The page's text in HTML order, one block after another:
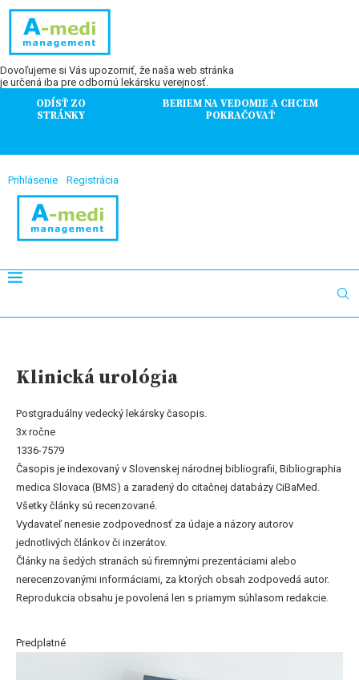
Dovoľujeme si Vás upozorniť, že naša web stránka
je určená iba pre odbornú lekársku verejnosť.
ODÍSŤ ZO
STRÁNKY
BERIEM NA VEDOMIE A CHCEM
POKRAČOVAŤ
Prihlásenie Registrácia
Klinická urológia
Postgraduálny vedecký lekársky časopis.
3x ročne
1336-7579
Časopis je indexovaný v Slovenskej národnej bibliografii, Bibliographia
medica Slovaca (BMS) a zaradený do citačnej databázy CiBaMed.
Všetky články sú recenzované.
Vydavateľ nenesie zodpovednosť za údaje a názory autorov
jednotlivých článkov či inzerátov.
Články na šedých stranách sú firemnými prezentáciami alebo
nerecenzovanými informáciami, za ktorých obsah zodpovedá autor.
Reprodukcia obsahu je povolená len s priamym súhlasom redakcie.
Predplatné